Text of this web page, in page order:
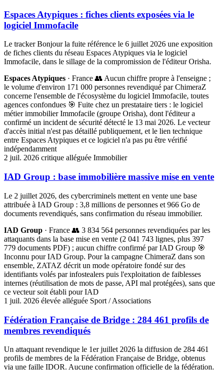
Espaces Atypiques : fiches clients exposées via le
logiciel Immofacile
Le tracker Bonjour la fuite référence le 6 juillet 2026 une exposition
de fiches clients du réseau Espaces Atypiques via le logiciel
Immofacile, dans le sillage de la compromission de l'éditeur Orisha.
Espaces Atypiques · France 👥 Aucun chiffre propre à l'enseigne ;
le volume d'environ 171 000 personnes revendiqué par ChimeraZ
concerne l'ensemble de l'écosystème du logiciel Immofacile, toutes
agences confondues 🎯 Fuite chez un prestataire tiers : le logiciel
métier immobilier Immofacile (groupe Orisha), dont l'éditeur a
confirmé un incident de sécurité détecté le 13 mai 2026. Le vecteur
d'accès initial n'est pas détaillé publiquement, et le lien technique
entre Espaces Atypiques et ce logiciel n'a pas pu être vérifié
indépendamment
2 juil. 2026 critique alléguée Immobilier
IAD Group : base immobilière massive mise en vente
Le 2 juillet 2026, des cybercriminels mettent en vente une base
attribuée à IAD Group : 3,8 millions de personnes et 966 Go de
documents revendiqués, sans confirmation du réseau immobilier.
IAD Group · France 👥 3 834 564 personnes revendiquées par les
attaquants dans la base mise en vente (2 041 743 lignes, plus 397
779 documents PDF) ; aucun chiffre confirmé par IAD Group 🎯
Inconnu pour IAD Group. Pour la campagne ChimeraZ dans son
ensemble, ZATAZ décrit un mode opératoire fondé sur des
identifiants volés par infostealers puis l'exploitation de faiblesses
internes (réutilisation de mots de passe, API mal protégées), sans que
ce vecteur soit établi pour IAD
1 juil. 2026 élevée alléguée Sport / Associations
Fédération Française de Bridge : 284 461 profils de
membres revendiqués
Un attaquant revendique le 1er juillet 2026 la diffusion de 284 461
profils de membres de la Fédération Française de Bridge, obtenus
via une faille IDOR. Aucune confirmation officielle de la fédération.